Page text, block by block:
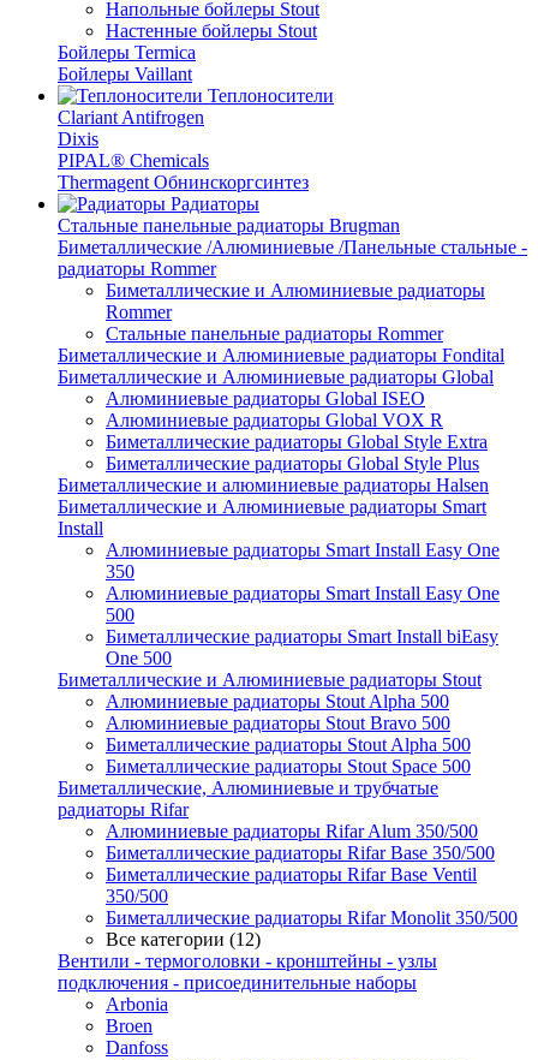
Напольные бойлеры Stout
Настенные бойлеры Stout
Бойлеры Termica
Бойлеры Vaillant
Теплоносители
Clariant Antifrogen
Dixis
PIPAL® Chemicals
Thermagent Обнинскоргсинтез
Радиаторы
Стальные панельные радиаторы Brugman
Биметаллические /Алюминиевые /Панельные стальные -
радиаторы Rommer
Биметаллические и Алюминиевые радиаторы
Rommer
Стальные панельные радиаторы Rommer
Биметаллические и Алюминиевые радиаторы Fondital
Биметаллические и Алюминиевые радиаторы Global
Алюминиевые радиаторы Global ISEO
Алюминиевые радиаторы Global VOX R
Биметаллические радиаторы Global Style Extra
Биметаллические радиаторы Global Style Plus
Биметаллические и алюминиевые радиаторы Halsen
Биметаллические и Алюминиевые радиаторы Smart
Install
Алюминиевые радиаторы Smart Install Easy One
350
Алюминиевые радиаторы Smart Install Easy One
500
Биметаллические радиаторы Smart Install biEasy
One 500
Биметаллические и Алюминиевые радиаторы Stout
Алюминиевые радиаторы Stout Alpha 500
Алюминиевые радиаторы Stout Bravo 500
Биметаллические радиаторы Stout Alpha 500
Биметаллические радиаторы Stout Space 500
Биметаллические, Алюминиевые и трубчатые
радиаторы Rifar
Алюминиевые радиаторы Rifar Alum 350/500
Биметаллические радиаторы Rifar Base 350/500
Биметаллические радиаторы Rifar Base Ventil
350/500
Биметаллические радиаторы Rifar Monolit 350/500
Все категории (12)
Вентили - термоголовки - кронштейны - узлы
подключения - присоединительные наборы
Arbonia
Broen
Danfoss